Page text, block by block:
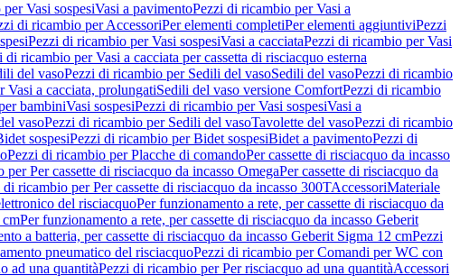
Vasi sospesiVasi a pavimentoPezzi di ricambio per Vasi a
di ricambio per AccessoriPer elementi completiPer elementi aggiuntiviPezzi
Pezzi di ricambio per Vasi sospesiVasi a cacciataPezzi di ricambio per Vasi
di ricambio per Vasi a cacciata per cassetta di risciacquo esterna
del vasoPezzi di ricambio per Sedili del vasoSedili del vasoPezzi di ricambio
Vasi a cacciata, prolungatiSedili del vaso versione ComfortPezzi di ricambio
bambiniVasi sospesiPezzi di ricambio per Vasi sospesiVasi a
vasoPezzi di ricambio per Sedili del vasoTavolette del vasoPezzi di ricambio
sospesiPezzi di ricambio per Bidet sospesiBidet a pavimentoPezzi di
Pezzi di ricambio per Placche di comandoPer cassette di risciacquo da incasso
per Per cassette di risciacquo da incasso OmegaPer cassette di risciacquo da
di ricambio per Per cassette di risciacquo da incasso 300TAccessoriMateriale
del risciacquoPer funzionamento a rete, per cassette di risciacquo da
cmPer funzionamento a rete, per cassette di risciacquo da incasso Geberit
a batteria, per cassette di risciacquo da incasso Geberit Sigma 12 cmPezzi
pneumatico del risciacquoPezzi di ricambio per Comandi per WC con
ad una quantitàPezzi di ricambio per Per risciacquo ad una quantitàAccessori